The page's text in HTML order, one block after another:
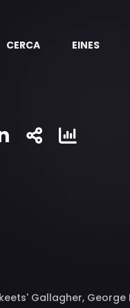
CERCA EINES
Gallagher,